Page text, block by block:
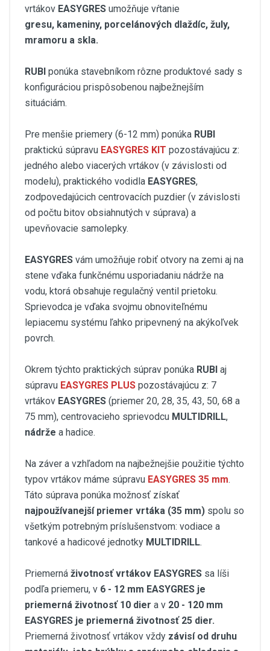
vrtákov EASYGRES umožňuje vŕtanie
gresu, kameniny, porcelánových dlaždíc, žuly,
mramoru a skla.
RUBI ponúka stavebníkom rôzne produktové sady s
konfiguráciou prispôsobenou najbežnejším
situáciám.
Pre menšie priemery (6-12 mm) ponúka RUBI
praktickú súpravu EASYGRES KIT pozostávajúcu z:
jedného alebo viacerých vrtákov (v závislosti od
modelu), praktického vodidla EASYGRES,
zodpovedajúcich centrovacích puzdier (v závislosti
od počtu bitov obsiahnutých v súprava) a
upevňovacie samolepky.
EASYGRES vám umožňuje robiť otvory na zemi aj na
stene vďaka funkčnému usporiadaniu nádrže na
vodu, ktorá obsahuje regulačný ventil prietoku.
Sprievodca je vďaka svojmu obnoviteľnému
lepiacemu systému ľahko pripevnený na akýkoľvek
povrch.
Okrem týchto praktických súprav ponúka RUBI aj
súpravu EASYGRES PLUS pozostávajúcu z: 7
vrtákov EASYGRES (priemer 20, 28, 35, 43, 50, 68 a
75 mm), centrovacieho sprievodcu MULTIDRILL,
nádrže a hadice.
Na záver a vzhľadom na najbežnejšie použitie týchto
typov vrtákov máme súpravu EASYGRES 35 mm.
Táto súprava ponúka možnosť získať
najpoužívanejší priemer vrtáka (35 mm) spolu so
všetkým potrebným príslušenstvom: vodiace a
tankové a hadicové jednotky MULTIDRILL.
Priemerná životnosť vrtákov EASYGRES sa líši
podľa priemeru, v 6 - 12 mm EASYGRES je
priemerná životnosť 10 dier a v 20 - 120 mm
EASYGRES je priemerná životnosť 25 dier.
Priemerná životnosť vrtákov vždy závisí od druhu